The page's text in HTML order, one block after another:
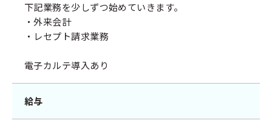
下記業務を少しずつ始めていきます。
・外来会計
・レセプト請求業務
電子カルテ導入あり
給与